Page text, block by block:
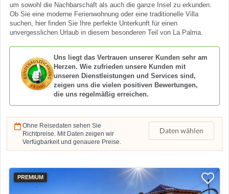
um sowohl die Nachbarschaft als auch die ganze Insel zu erkunden.
Ob Sie eine moderne Ferienwohnung oder eine traditionelle Villa
suchen, hier finden Sie Ihre perfekte Unterkunft für einen
unvergesslichen Urlaub in diesem besonderen Teil von La Palma.
Uns liegt das Vertrauen unserer Kunden sehr am
Herzen. Wie zufrieden unsere Kunden mit
unseren Dienstleistungen und Services sind,
zeigen uns die vielen positiven Bewertungen,
die uns regelmäßig erreichen.
Ohne Reisedaten sehen Sie
Richtpreise. Mit Daten zeigen wir
Verfügbarkeit und genauere Preise.
Daten wählen
PREMIUM